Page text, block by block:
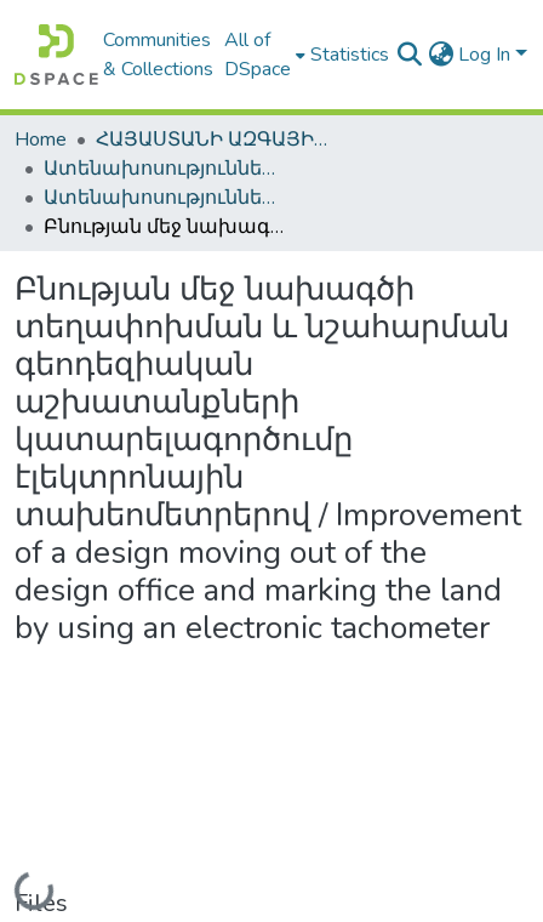
Communities
& Collections
All of
DSpace
Statistics Log In
Home
ՀԱՅԱՍՏԱՆԻ ԱԶԳԱՅԻՆ ԳՐԱԴԱՐԱՆԻ ԹՎԱՅԻՆ ՊԱՀՈՑ / DIGITAL REPOSITORY OF NLA
Ատենախոսություններ և սեղմագրեր / Theses & Abstracts
Ատենախոսություններ և սեղմագրեր / Theses & Abstracts
Բնության մեջ նախագծի տեղափոխման և նշահարման գեոդեզիական աշխատանքների կատարելագործումը էլեկտրոնային տախեոմետրերով / Improvement of a design moving out of the design office and marking the land by using an electronic tachometer
Բնության մեջ նախագծի
տեղափոխման և նշահարման
գեոդեզիական
աշխատանքների
կատարելագործումը
էլեկտրոնային
տախեոմետրերով / Improvement
of a design moving out of the
design office and marking the land
by using an electronic tachometer
Loading...
Files